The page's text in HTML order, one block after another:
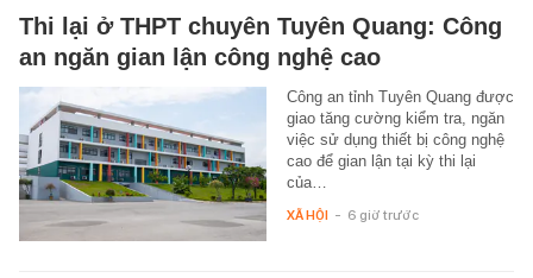
Thi lại ở THPT chuyên Tuyên Quang: Công
an ngăn gian lận công nghệ cao
Công an tỉnh Tuyên Quang được
giao tăng cường kiểm tra, ngăn
việc sử dụng thiết bị công nghệ
cao để gian lận tại kỳ thi lại
của…
XÃ HỘI - 6 giờ trước